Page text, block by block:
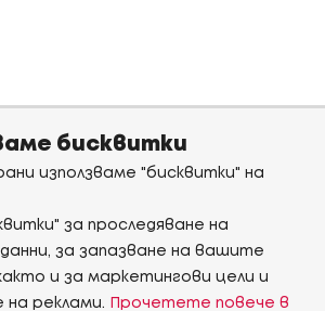
бисквитки
използваме "бисквитки" на
за проследяване на
за запазване на вашите
и за маркетингови цели и
на реклами.
Прочетете повече в